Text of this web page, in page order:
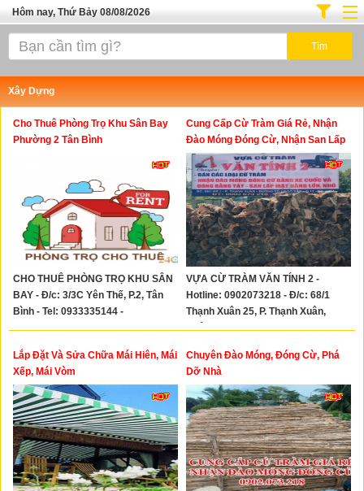
Hôm nay, Thứ Bảy 08/08/2026
Trang chủ
Tuyển Sinh Đào Tạo
Ô Tô Xe Máy
Điện Tử Điện Máy
Làm Đẹp
Thời Trang
Việc Làm
Dịch Vụ
Xây Dựng
Tổng Hợp
Xây Dựng
Cho Thuê Phòng Trọ Khu Sân Bay
Phường 2 Tân Bình
CHO THUÊ PHÒNG TRỌ KHU SÂN
BAY - Đ/c: 3/3C Yên Thế, P.2, Tân
Bình - Tel: 0933335144 -
0866235134
Cung Cấp Cừ Tràm Giá Rẻ, Nhận
Đào Móng Đóng Cừ, Nhận San Lấp
Mặt Bằng
VỰA CỪ TRÀM VĂN TÍNH 2 -
Hotline: 0902073218 - Đ/c: 68/1
Thạnh Xuân 25, P. Thạnh Xuân,
Quận 12
Lắp Đặt Và Sửa Chữa Mái Hiên, Mái
Xếp, Mái Vòm
Chuyên Đào Móng, Đóng Cừ, Phá
Dỡ Nhà